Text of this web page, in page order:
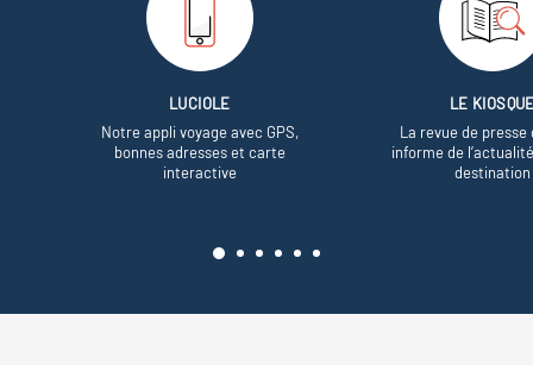
LUCIOLE
Notre appli voyage avec GPS,
bonnes adresses et carte
interactive
LE
La revue de presse
informe de
destination